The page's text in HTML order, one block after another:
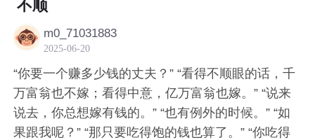
不顺
m0_71031883
2025-06-20
“你要一个赚多少钱的丈夫？” “看得不顺眼的话，千
万富翁也不嫁；看得中意，亿万富翁也嫁。” “说来
说去，你总想嫁有钱的。” “也有例外的时候。” “如
果跟我呢？” “那只要吃得饱的钱也算了。” “你吃得